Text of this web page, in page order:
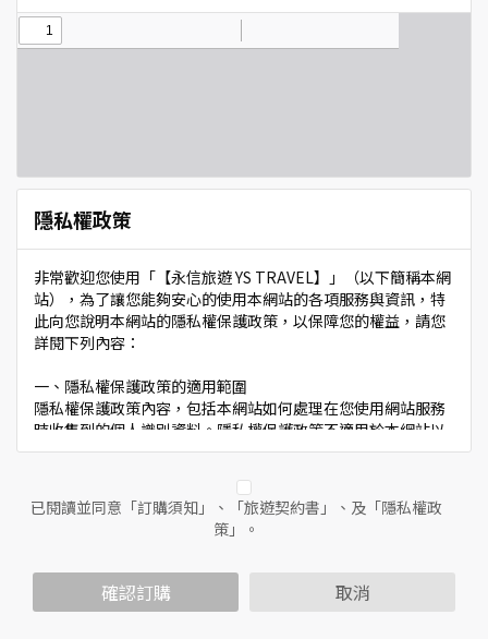
隱私權政策
非常歡迎您使用「【永信旅遊 YS TRAVEL】」（以下簡稱本網
站），為了讓您能夠安心的使用本網站的各項服務與資訊，特
此向您說明本網站的隱私權保護政策，以保障您的權益，請您
詳閱下列內容：
一、隱私權保護政策的適用範圍
隱私權保護政策內容，包括本網站如何處理在您使用網站服務
時收集到的個人識別資料。隱私權保護政策不適用於本網站以
外的相關連結網站，也不適用於非本網站所委託或參與管理的
二、個人資料的蒐集、處理及利用方式
當您造訪本網站或使用本網站所提供之功能服務時，我們將視
範圍內處理及利用您的個人資料；非經您書面同意，本網站不
會將個人資料用於其他用途。
已閱讀並同意「訂購須知」、「旅遊契約書」、及「隱私權政
策」。
確認訂購 取消